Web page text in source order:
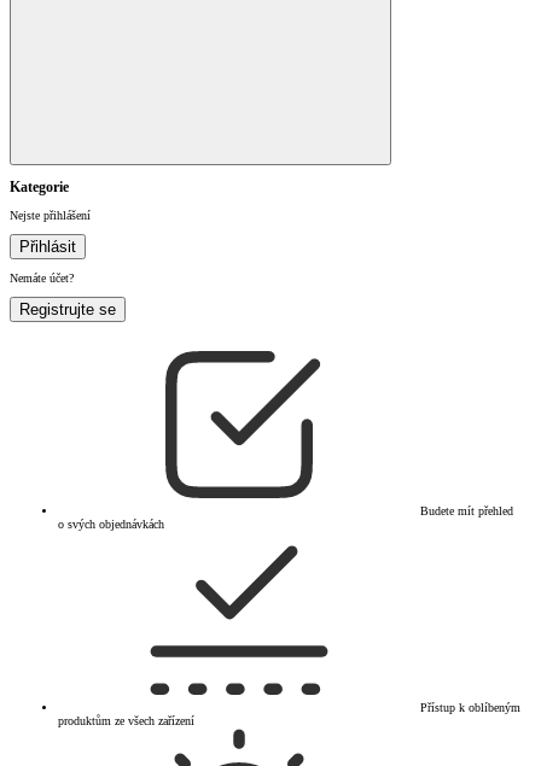
Kategorie
Nejste přihlášení
Přihlásit
Nemáte účet?
Registrujte se
Budete mít přehled
o svých objednávkách
Přístup k oblíbeným
produktům ze všech zařízení